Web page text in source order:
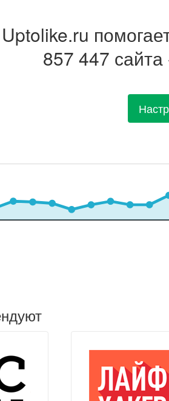
Uptolike.ru
857 447